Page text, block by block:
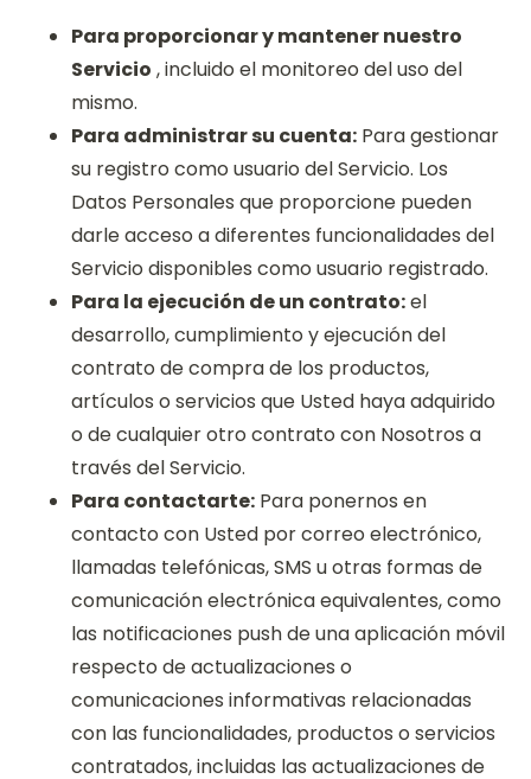
Para proporcionar y mantener nuestro
Servicio , incluido el monitoreo del uso del
mismo.
Para administrar su cuenta: Para gestionar
su registro como usuario del Servicio. Los
Datos Personales que proporcione pueden
darle acceso a diferentes funcionalidades del
Servicio disponibles como usuario registrado.
Para la ejecución de un contrato:el
desarrollo, cumplimiento y ejecución del
contrato de compra de los productos,
artículos o servicios que Usted haya adquirido
o de cualquier otro contrato con Nosotros a
través del Servicio.
Para contactarte: Para ponernos en
contacto con Usted por correo electrónico,
llamadas telefónicas, SMS u otras formas de
comunicación electrónica equivalentes, como
las notificaciones push de una aplicación móvil
respecto de actualizaciones o
comunicaciones informativas relacionadas
con las funcionalidades, productos o servicios
contratados, incluidas las actualizaciones de